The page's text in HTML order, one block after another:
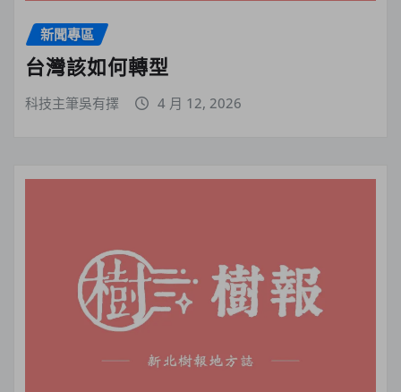
新聞專區
台灣該如何轉型
科技主筆吳有擇 4 月 12, 2026